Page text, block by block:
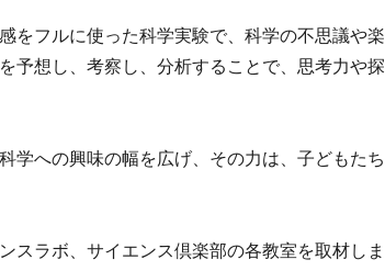
をフルに使った科学実験で、科学の不思議や楽
予想し、考察し、分析することで、思考力や探
学への興味の幅を広げ、その力は、子どもたち
スラボ、サイエンス倶楽部の各教室を取材しま